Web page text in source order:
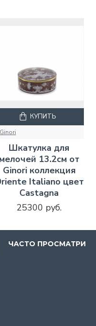
Ginori
Шкатулка для
мелочей 13.2см от
Ginori коллекция
Italiano цвет
Castagna
25300 руб.
КУПИТЬ
ЧАСТО